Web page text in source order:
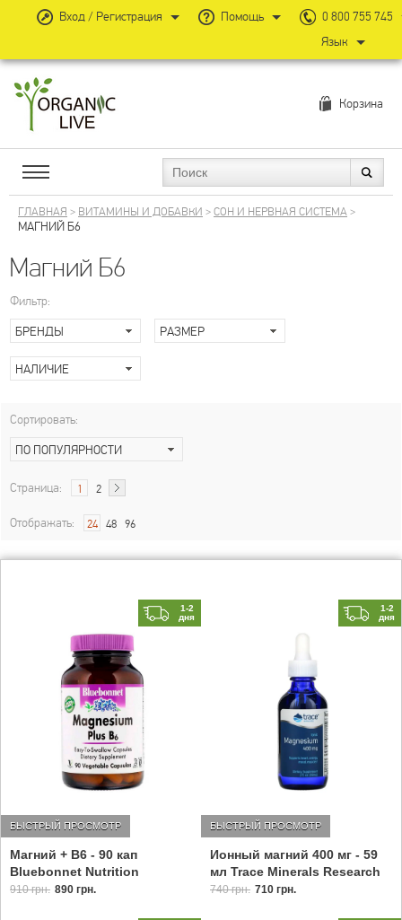
Корзина
ГЛАВНАЯ > ВИТАМИНЫ И ДОБАВКИ >СОН И НЕРВНАЯ СИСТЕМА>
МАГНИЙ Б6
Магний Б6
Фильтр:
БРЕНДЫ
РАЗМЕР
НАЛИЧИЕ
Сортировать:
ПО ПОПУЛЯРНОСТИ
Страница: 1 2
Отображать: 24 48 96
1-2
дня
Магний + B6 - 90 кап
Bluebonnet Nutrition
БЫСТРЫЙ ПРОСМОТР
910 грн. 890 грн.
1-2
дня
Ионный магний 400 мг - 59
мл Trace Minerals Research
БЫСТРЫЙ ПРОСМОТР
740 грн. 710 грн.
Вход / Регистрация Помощь
0 800 755 745
Язык